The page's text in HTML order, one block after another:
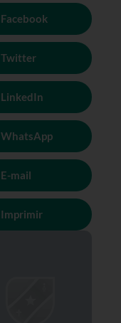
Facebook
Twitter
LinkedIn
WhatsApp
E-mail
Imprimir